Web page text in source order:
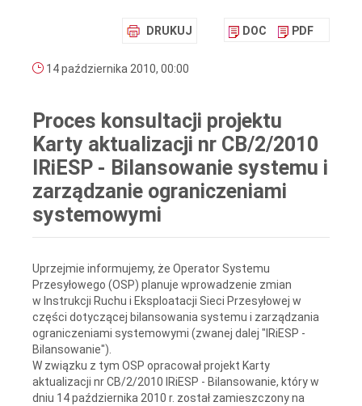
DRUKUJ DOC PDF
14 października 2010, 00:00
Proces konsultacji projektu
Karty aktualizacji nr CB/2/2010
IRiESP - Bilansowanie systemu i
zarządzanie ograniczeniami
systemowymi
Uprzejmie informujemy, że Operator Systemu
Przesyłowego (OSP) planuje wprowadzenie zmian
w Instrukcji Ruchu i Eksploatacji Sieci Przesyłowej w
części dotyczącej bilansowania systemu i zarządzania
ograniczeniami systemowymi (zwanej dalej "IRiESP -
Bilansowanie").
W związku z tym OSP opracował projekt Karty
aktualizacji nr CB/2/2010 IRiESP - Bilansowanie, który w
dniu 14 października 2010 r. został zamieszczony na